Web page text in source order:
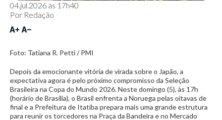
04.jul.2026 às 17h40
Por Redação
Foto: Tatiana R. Petti / PMI
Depois da emocionante vitória de virada sobre o Japão, a
expectativa agora é pelo próximo compromisso da Seleção
Brasileira na Copa do Mundo 2026. Neste domingo (5), às 17h
(horário de Brasília), o Brasil enfrenta a Noruega pelas oitavas de
final e a Prefeitura de Itatiba prepara mais uma grande estrutura
para reunir os torcedores na Praça da Bandeira e no Mercado